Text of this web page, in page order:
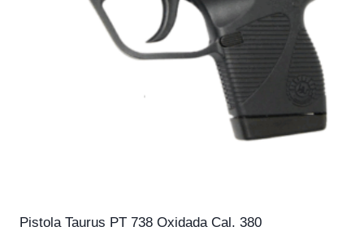
Pistola Taurus PT 738 Oxidada Cal. 380